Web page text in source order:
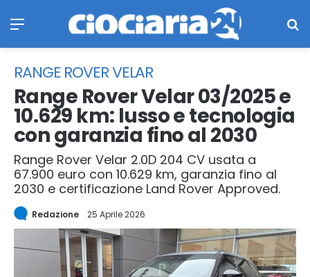
RANGE ROVER VELAR
Range Rover Velar 03/2025 e
10.629 km: lusso e tecnologia
con garanzia fino al 2030
Range Rover Velar 2.0D 204 CV usata a
67.900 euro con 10.629 km, garanzia fino al
2030 e certificazione Land Rover Approved.
Redazione 25 Aprile 2026